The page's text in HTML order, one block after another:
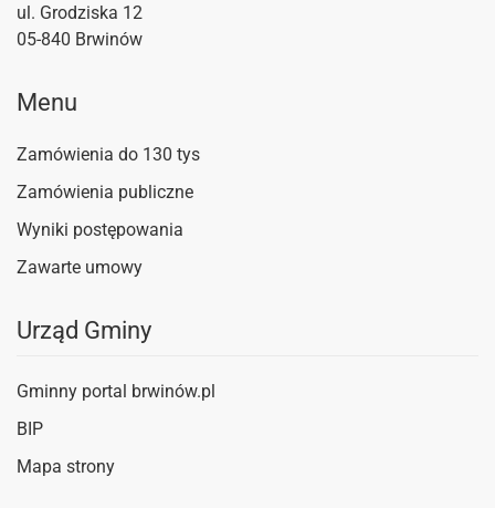
ul. Grodziska 12
05-840 Brwinów
Menu
Zamówienia do 130 tys
Zamówienia publiczne
Wyniki postępowania
Zawarte umowy
Urząd Gminy
Gminny portal brwinów.pl
BIP
Mapa strony